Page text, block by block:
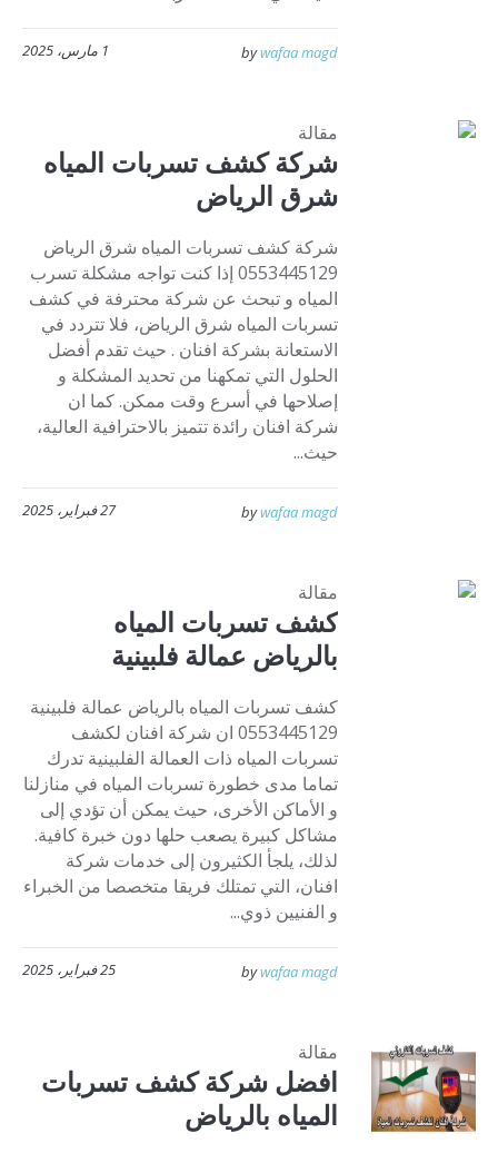
1 مارس، 2025 bywafaa magd
مقالة
شركة كشف تسربات المياه
شرق الرياض
شركة كشف تسربات المياه شرق الرياض
0553445129 إذا كنت تواجه مشكلة تسرب
المياه و تبحث عن شركة محترفة في كشف
تسربات المياه شرق الرياض، فلا تتردد في
الاستعانة بشركة افنان . حيث تقدم أفضل
الحلول التي تمكهنا من تحديد المشكلة و
إصلاحها في أسرع وقت ممكن. كما ان
شركة افنان رائدة تتميز بالاحترافية العالية،
حيث...
27 فبراير، 2025 bywafaa magd
مقالة
كشف تسربات المياه
بالرياض عمالة فلبينية
كشف تسربات المياه بالرياض عمالة فلبينية
0553445129 ان شركة افنان لكشف
تسربات المياه ذات العمالة الفلبينية تدرك
تماما مدى خطورة تسربات المياه في منازلنا
و الأماكن الأخرى، حيث يمكن أن تؤدي إلى
مشاكل كبيرة يصعب حلها دون خبرة كافية.
لذلك، يلجأ الكثيرون إلى خدمات شركة
افنان، التي تمتلك فريقا متخصصا من الخبراء
و الفنيين ذوي...
25 فبراير، 2025 bywafaa magd
مقالة
افضل شركة كشف تسربات
المياه بالرياض